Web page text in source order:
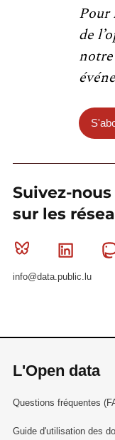
Pour
de
Suivez-nous
sur les
Bluesky
info@data.public.lu
L'Open data
Questions fréquentes
Guide d'utilisation des